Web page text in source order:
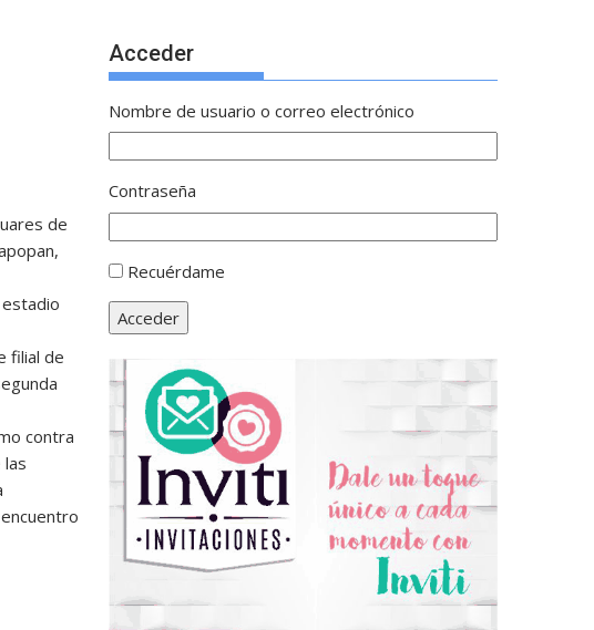
de
filial de
contra
Acceder
Nombre de usuario o correo electrónico
Contraseña
Recuérdame
Acceder